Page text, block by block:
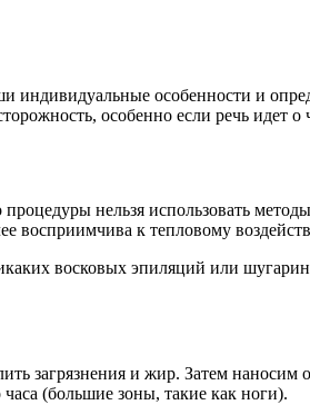
индивидуальные особенности и
особенно если речь идет о
нельзя использовать
к тепловому
восковых эпиляций или
загрязнения и жир. Затем
(большие зоны, такие как ноги).